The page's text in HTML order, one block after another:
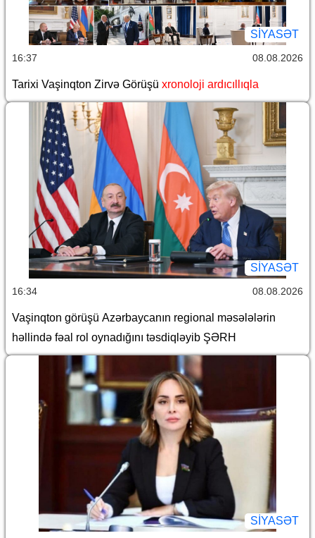
SİYASƏT
16:37 08.08.2026
Tarixi Vaşinqton Zirvə Görüşü xronoloji ardıcıllıqla
SİYASƏT
16:34 08.08.2026
Vaşinqton görüşü Azərbaycanın regional məsələlərin
həllində fəal rol oynadığını təsdiqləyib ŞƏRH
SİYASƏT